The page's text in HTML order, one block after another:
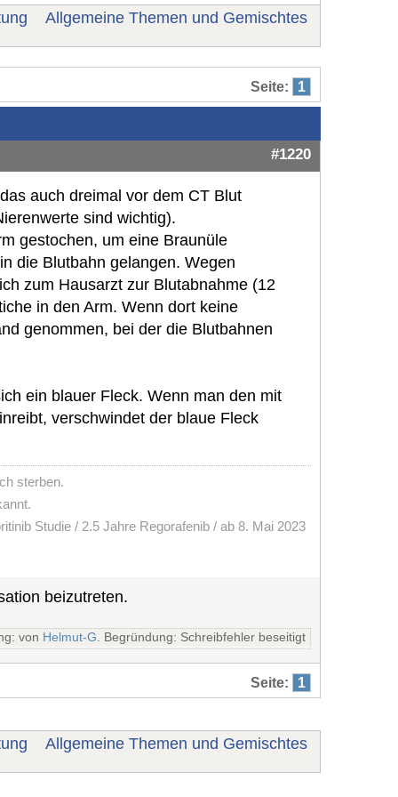
Allgemeine Themen und Gemischtes
Seite: 1
#1220
auch dreimal vor dem CT Blut
sind wichtig).
gestochen, um eine Braunüle
die Blutbahn gelangen. Wegen
zum Hausarzt zur Blutabnahme (12
in den Arm. Wenn dort keine
genommen, bei der die Blutbahnen
ein blauer Fleck. Wenn man den mit
verschwindet der blaue Fleck
sterben.
Studie / 2.5 Jahre Regorafenib / ab 8. Mai 2023
beizutreten.
von Helmut-G. Begründung: Schreibfehler beseitigt
Seite: 1
Allgemeine Themen und Gemischtes